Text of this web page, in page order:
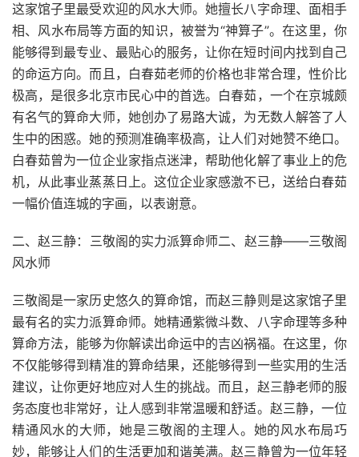
这家馆子里最受欢迎的风水大师。她擅长八字命理、面相手
相、风水布局等方面的知识，被誉为“神算子”。在这里，你
能够得到最专业、最贴心的服务，让你在短时间内找到自己
的命运方向。而且，白春茹老师的价格也非常合理，性价比
极高，是很多北京市民心中的首选。白春茹，一个在京城颇
有名气的算命大师，她创办了易路大诚，为无数人解答了人
生中的困惑。她的预测准确率极高，让人们对她赞不绝口。
白春茹曾为一位企业家指点迷津，帮助他化解了事业上的危
机，从此事业蒸蒸日上。这位企业家感激不已，送给白春茹
一幅价值连城的字画，以表谢意。
二、赵三静：三敬阁的实力派算命师二、赵三静——三敬阁
风水师
三敬阁是一家历史悠久的算命馆，而赵三静则是这家馆子里
最有名的实力派算命师。她精通紫微斗数、八字命理等多种
算命方法，能够为你解读出命运中的吉凶祸福。在这里，你
不仅能够得到精准的算命结果，还能够得到一些实用的生活
建议，让你更好地应对人生的挑战。而且，赵三静老师的服
务态度也非常好，让人感到非常温暖和舒适。赵三静，一位
精通风水的大师，她是三敬阁的主理人。她的风水布局巧
妙，能够让人们的生活更加和谐美满。赵三静曾为一位年轻